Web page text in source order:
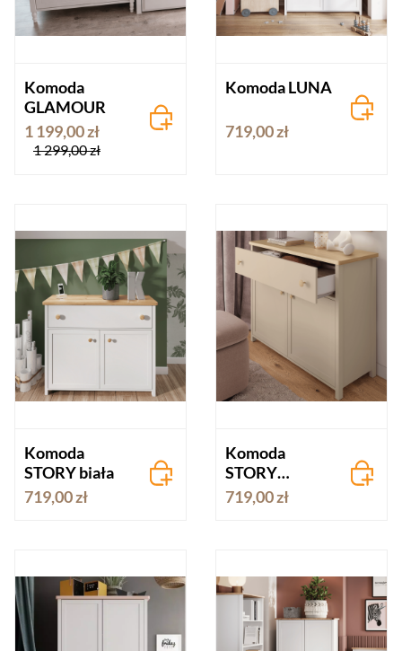
Komoda
GLAMOUR
1 199,00 zł
1 299,00 zł
Komoda LUNA
719,00 zł
Komoda
STORY biała
719,00 zł
Komoda
STORY
beżowa
719,00 zł